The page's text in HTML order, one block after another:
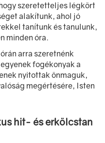
szeretetteljes légkört
alakítunk, ahol jó
tanítunk és tanulunk,
minden óra.
arra szeretnénk
fogékonyak a
nyitottak önmaguk,
megértésére, Isten
hit- és erkölcstan